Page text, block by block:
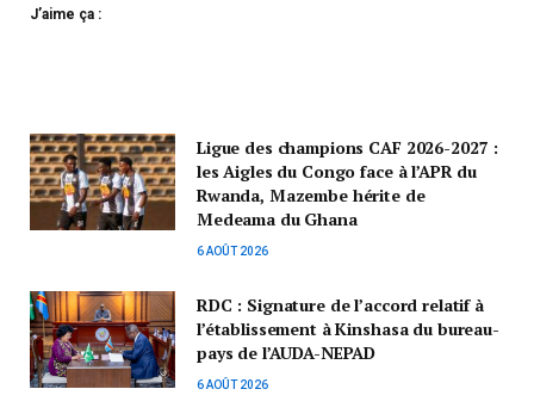
J’aime ça :
Ligue des champions CAF 2026-2027 :
les Aigles du Congo face à l’APR du
Rwanda, Mazembe hérite de
Medeama du Ghana
6 AOÛT 2026
RDC : Signature de l’accord relatif à
l’établissement à Kinshasa du bureau-
pays de l’AUDA-NEPAD
6 AOÛT 2026